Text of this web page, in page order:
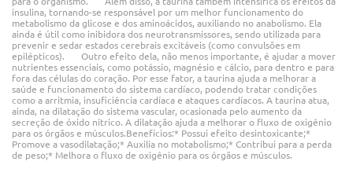
insulina, tornando-se responsável por um melhor funcionamento do
metabolismo da glicose e dos aminoácidos, auxiliando no anabolismo. Ela
ainda é útil como inibidora dos neurotransmissores, sendo utilizada para
prevenir e sedar estados cerebrais excitáveis (como convulsões em
epilépticos). Outro efeito dela, não menos importante, é ajudar a mover
nutrientes essenciais, como potássio, magnésio e cálcio, para dentro e para
fora das células do coração. Por esse fator, a taurina ajuda a melhorar a
saúde e funcionamento do sistema cardíaco, podendo tratar condições
como a arritmia, insuficiência cardíaca e ataques cardíacos. A taurina atua,
ainda, na dilatação do sistema vascular, ocasionada pelo aumento da
secreção de óxido nítrico. A dilatação ajuda a melhorar o fluxo de oxigênio
para os órgãos e músculos.Benefícios:* Possui efeito desintoxicante;*
Promove a vasodilatação;* Auxilia no motabolismo;* Contribui para a perda
de peso;* Melhora o fluxo de oxigênio para os órgãos e músculos.